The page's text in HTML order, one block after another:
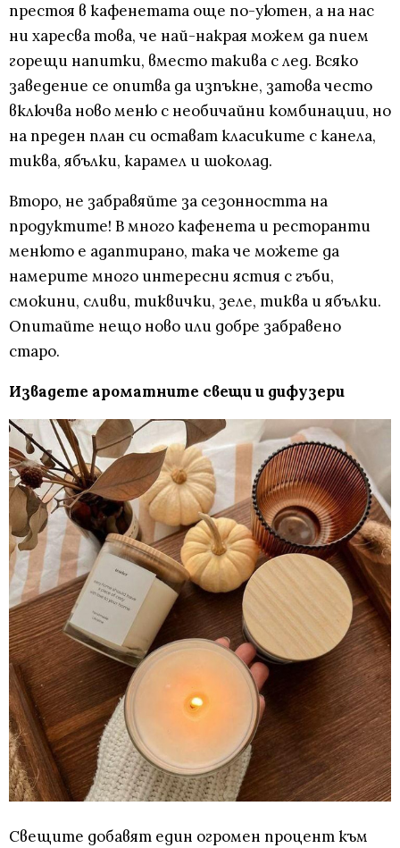
престоя в кафенетата още по-уютен, а на нас
ни харесва това, че най-накрая можем да пием
горещи напитки, вместо такива с лед. Всяко
заведение се опитва да изпъкне, затова често
включва ново меню с необичайни комбинации, но
на преден план си остават класиките с канела,
тиква, ябълки, карамел и шоколад.
Второ, не забравяйте за сезонността на
продуктите! В много кафенета и ресторанти
менюто е адаптирано, така че можете да
намерите много интересни ястия с гъби,
смокини, сливи, тиквички, зеле, тиква и ябълки.
Опитайте нещо ново или добре забравено
старо.
Извадете ароматните свещи и дифузери
Свещите добавят един огромен процент към